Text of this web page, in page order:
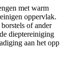
met warm
oppervlak.
of ander
dieptereiniging
aan het opp